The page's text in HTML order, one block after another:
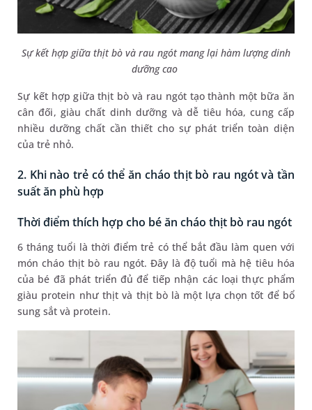
Sự kết hợp giữa thịt bò và rau ngót mang lại hàm lượng dinh
dưỡng cao
Sự kết hợp giữa thịt bò và rau ngót tạo thành một bữa ăn
cân đối, giàu chất dinh dưỡng và dễ tiêu hóa, cung cấp
nhiều dưỡng chất cần thiết cho sự phát triển toàn diện
của trẻ nhỏ.
2. Khi nào trẻ có thể ăn cháo thịt bò rau ngót và tần
suất ăn phù hợp
Thời điểm thích hợp cho bé ăn cháo thịt bò rau ngót
6 tháng tuổi là thời điểm trẻ có thể bắt đầu làm quen với
món cháo thịt bò rau ngót. Đây là độ tuổi mà hệ tiêu hóa
của bé đã phát triển đủ để tiếp nhận các loại thực phẩm
giàu protein như thịt và thịt bò là một lựa chọn tốt để bổ
sung sắt và protein.